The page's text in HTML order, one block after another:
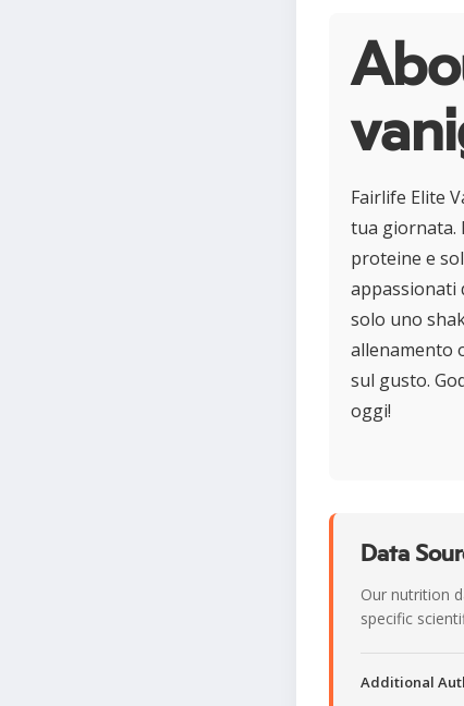
Fairlife Elite
tua giornata.
proteine e
appassionati
solo uno
allenamento
sul gusto.
oggi!
Data
Our nutrition
specific
Additional